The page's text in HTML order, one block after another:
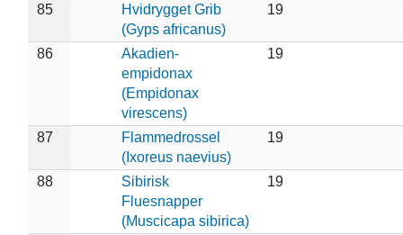
85
Hvidrygget Grib
(Gyps africanus)
19
86
Akadien-
empidonax
(Empidonax
virescens)
19
87
Flammedrossel
(Ixoreus naevius)
19
88
Sibirisk
Fluesnapper
(Muscicapa sibirica)
19